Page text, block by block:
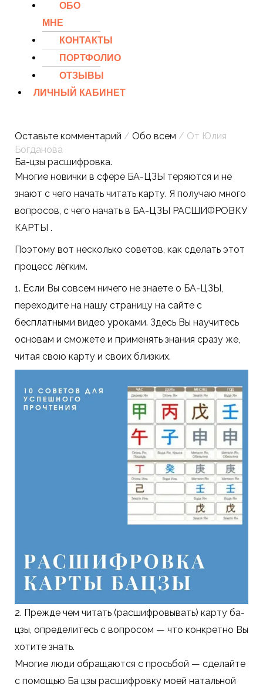
ОБО
МНЕ
КОНТАКТЫ
ПОРТФОЛИО
ОТЗЫВЫ
ЛИЧНЫЙ КАБИНЕТ
Оставьте комментарий / Обо всем / От Юлия
Богданова
Ба-цзы расшифровка.
Многие новички в сфере БА-ЦЗЫ теряются и не
знают с чего начать читать карту. Я получаю много
вопросов, с чего начать в БА-ЦЗЫ РАСШИФРОВКУ
КАРТЫ .
Поэтому вот несколько советов, как сделать этот
процесс лёгким.
1. Если Вы совсем ничего не знаете о БА-ЦЗЫ,
переходите на нашу страницу на сайте с
бесплатными видео уроками. Здесь Вы научитесь
основам и сможете и применять знания сразу же,
читая свою карту и своих близких.
2. Прежде чем читать (расшифровывать) карту ба-
цзы, определитесь с вопросом — что конкретно Вы
хотите знать.
Многие люди обращаются с просьбой — сделайте
с помощью Ба цзы расшифровку моей натальной